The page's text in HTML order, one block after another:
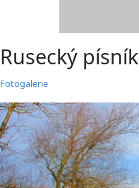
Rusecký písník
Fotogalerie